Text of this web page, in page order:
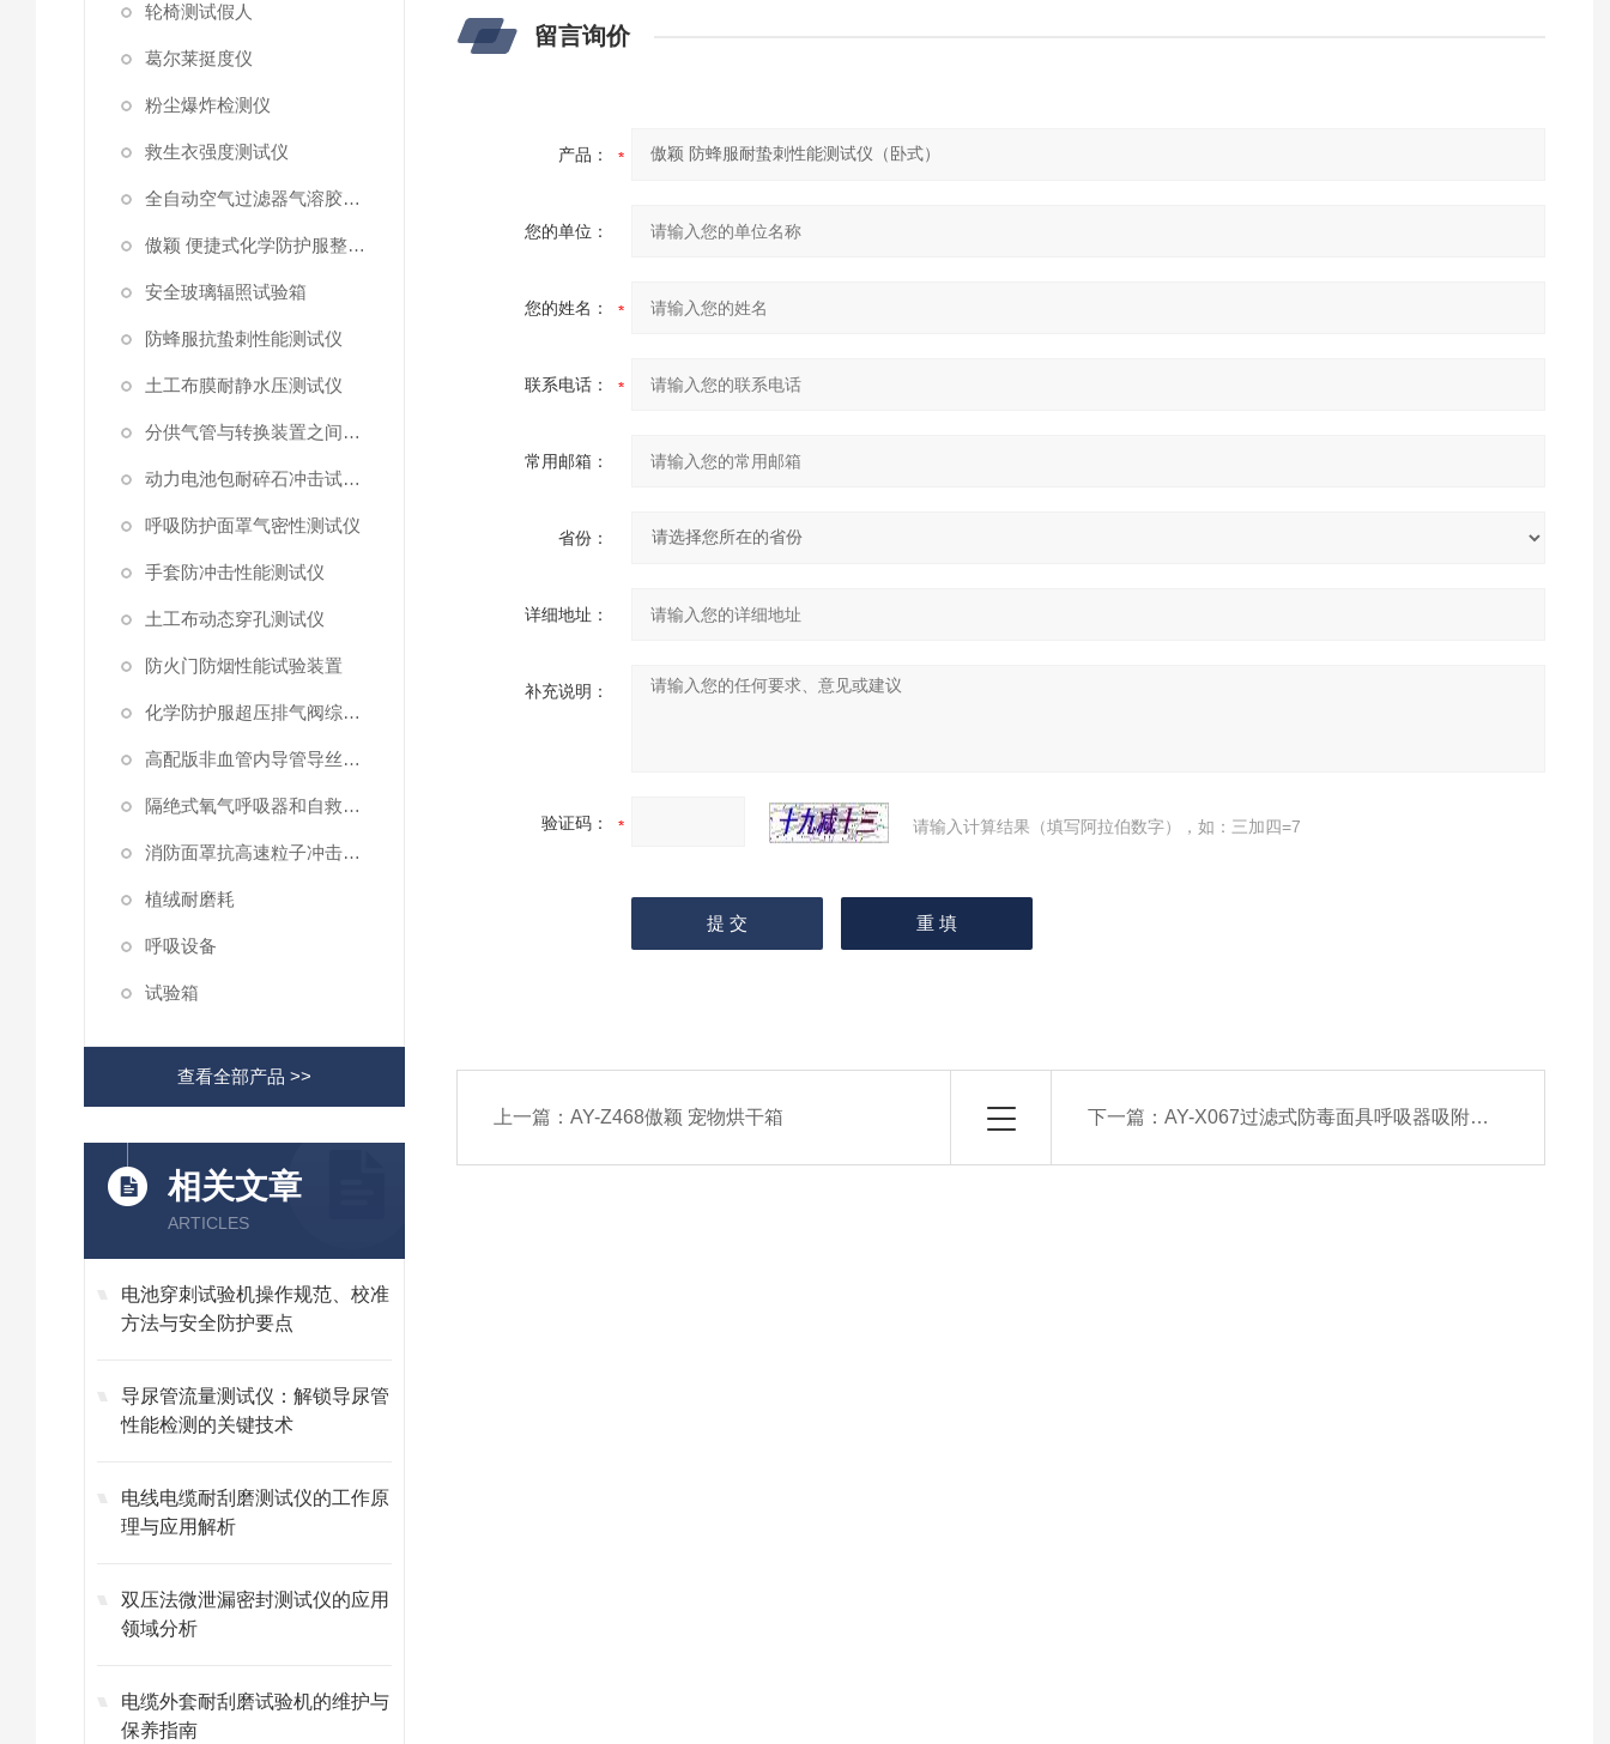
轮椅测试假人
葛尔莱挺度仪
粉尘爆炸检测仪
救生衣强度测试仪
全自动空气过滤器气溶胶细菌截留测试仪
傲颖 便捷式化学防护服整体气密性测试仪
安全玻璃辐照试验箱
防蜂服抗蛰刺性能测试仪
土工布膜耐静水压测试仪
分供气管与转换装置之间连接强度试验机
动力电池包耐碎石冲击试验机
呼吸防护面罩气密性测试仪
手套防冲击性能测试仪
土工布动态穿孔测试仪
防火门防烟性能试验装置
化学防护服超压排气阀综合性测试仪
高配版非血管内导管导丝滑动性能测试仪
隔绝式氧气呼吸器和自救器二氧化碳吸收率及水分含量测试仪
消防面罩抗高速粒子冲击试验机
植绒耐磨耗
呼吸设备
试验箱
查看全部产品 >>
相关文章
ARTICLES
电池穿刺试验机操作规范、校准
方法与安全防护要点
导尿管流量测试仪：解锁导尿管
性能检测的关键技术
电线电缆耐刮磨测试仪的工作原
理与应用解析
双压法微泄漏密封测试仪的应用
领域分析
电缆外套耐刮磨试验机的维护与
保养指南
留言询价
产品：
您的单位：
您的姓名：
联系电话：
常用邮箱：
省份：
详细地址：
补充说明：
验证码： 请输入计算结果（填写阿拉伯数字），如：三加四=7
上一篇：AY-Z468傲颖 宠物烘干箱 下一篇： AY-X067过滤式防毒面具呼吸器吸附系数测定仪油雾法